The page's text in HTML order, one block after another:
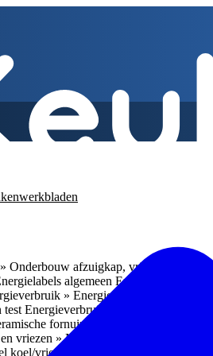
Onderbouw afzuigkap, vrijhangende
algemeen Energieverbruik »
» Energieverbruik in de
test Energieverbruik » 1
fornuizen Keukenapparatuur »
vriezen » Nismaten Koelen en
koel/vrieskasten